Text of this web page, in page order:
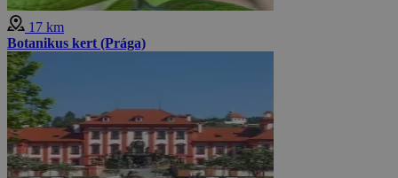
17 km
Botanikus kert (Prága)